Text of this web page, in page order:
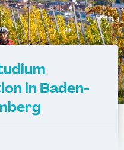
in Baden-